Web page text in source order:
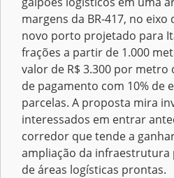
margens da BR-417, no eixo
novo porto projetado para
frações a partir de 1.000
valor de R$ 3.300 por
de pagamento com 10% de
parcelas. A proposta mira
interessados em entrar
corredor que tende a
ampliação da infraestrutura
de áreas logísticas prontas.